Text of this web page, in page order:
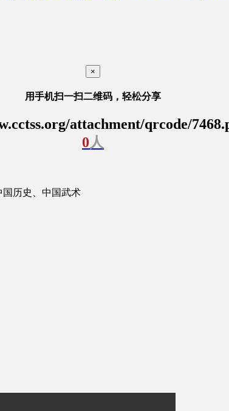
×
用手机扫一扫二维码，轻松分享
attachment/qrcode/
0人
国历史、中国武术